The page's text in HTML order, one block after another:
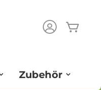
Zubehör